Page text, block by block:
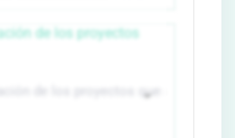
de los proyectos